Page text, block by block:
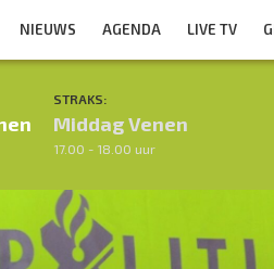
NIEUWS AGENDA LIVE TV
STRAKS:
Middag Venen
17.00 - 18.00 uur